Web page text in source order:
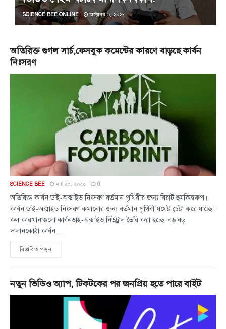
SCIENCE BEE ONLINE অক্টোবর ৬, ২০২১
অতিরিক্ত গুগল সার্চ,ফেসবুক কমেন্টের কারণে বাড়ছে কার্বন
নিঃসরণ
SCIENCE BEE মার্চ ২৫, ২০২০ 0
অতিরিক্ত কার্বন ডাই-অক্সাইড নিঃসরণ বর্তমান পৃথিবীর জন্য বিরাট হুমকিস্বরুপ।
কার্বন ডাই-অক্সাইড নিঃসরণ কমানোর জন্য বর্তমান পৃথিবী যথেষ্ট চেষ্টা করে যাচ্ছে।
কল কারখানাগুলো কার্বনডাই-অক্সাইড নিউট্রাল তৈরি করা হচ্ছে, বড় বড়
দালানকোঠা কার্বন...
বিস্তারিত পড়ুন
নতুন ভিডিও অ্যাপ, টিকটকের পর জনপ্রিয় হতে পারে বাইট